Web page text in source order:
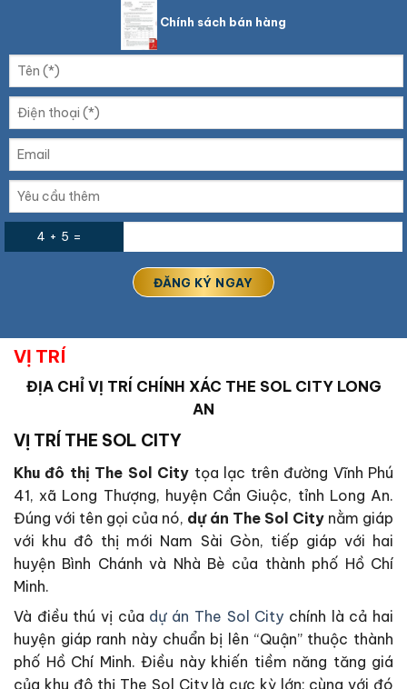
Chính sách bán hàng
4 + 5 =
VỊ TRÍ
ĐỊA CHỈ VỊ TRÍ CHÍNH XÁC THE SOL CITY LONG
AN
VỊ TRÍ THE SOL CITY
Khu đô thị The Sol City tọa lạc trên đường Vĩnh Phú
41, xã Long Thượng, huyện Cần Giuộc, tỉnh Long An.
Đúng với tên gọi của nó, dự án The Sol City nằm giáp
với khu đô thị mới Nam Sài Gòn, tiếp giáp với hai
huyện Bình Chánh và Nhà Bè của thành phố Hồ Chí
Minh.
Và điều thú vị của dự án The Sol City chính là cả hai
huyện giáp ranh này chuẩn bị lên “Quận” thuộc thành
phố Hồ Chí Minh. Điều này khiến tiềm năng tăng giá
của khu đô thị The Sol City là cực kỳ lớn; cùng với đó